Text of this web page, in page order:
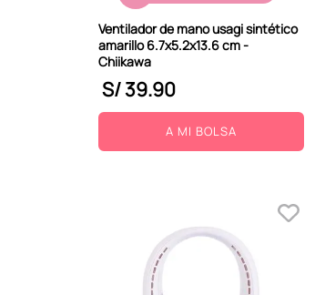
Ventilador de mano usagi sintético
amarillo 6.7x5.2x13.6 cm -
Chiikawa
S/39.90
A MI BOLSA